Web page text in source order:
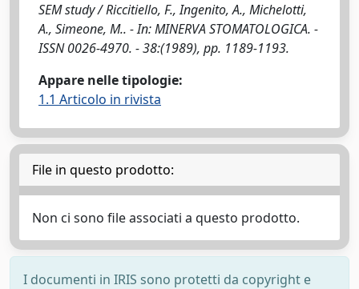
SEM study / Riccitiello, F., Ingenito, A., Michelotti,
A., Simeone, M.. - In: MINERVA STOMATOLOGICA. -
ISSN 0026-4970. - 38:(1989), pp. 1189-1193.
Appare nelle tipologie:
1.1 Articolo in rivista
File in questo prodotto:
Non ci sono file associati a questo prodotto.
I documenti in IRIS sono protetti da copyright e